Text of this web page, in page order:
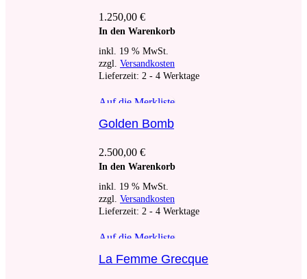
1.250,00 €
In den Warenkorb
inkl. 19 % MwSt.
zzgl. Versandkosten
Lieferzeit: 2 - 4 Werktage
Auf die Merkliste
Golden Bomb
2.500,00 €
In den Warenkorb
inkl. 19 % MwSt.
zzgl. Versandkosten
Lieferzeit: 2 - 4 Werktage
Auf die Merkliste
La Femme Grecque